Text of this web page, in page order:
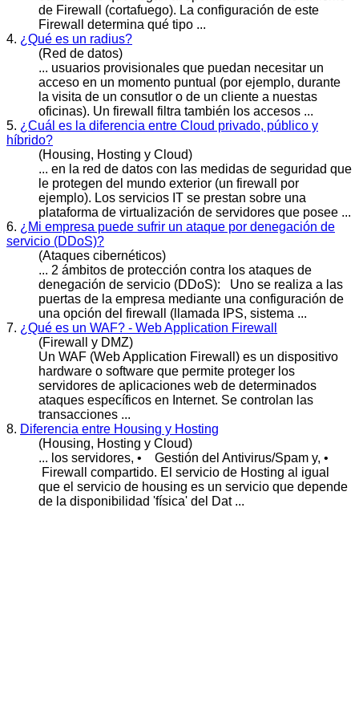
de Firewall
(cortafuego). La configuración de este
Firewall determina qué tipo ...
4. ¿Qué es un radius?
(Red de datos)
... usuarios provisionales que puedan necesitar un
acceso en un momento puntual (por ejemplo, durante
la visita de un consutlor o de un cliente a nuestas
oficinas). Un firewall
filtra también los accesos ...
5. ¿Cuál es la diferencia entre Cloud privado, público y
híbrido?
(Housing, Hosting y Cloud)
... en la red de datos con las medidas de seguridad que
le protegen del mundo exterior (un firewall
por
ejemplo). Los servicios IT se prestan sobre una
plataforma de virtualización de servidores que posee ...
6. ¿Mi empresa puede sufrir un ataque por denegación de
servicio (DDoS)?
(Ataques cibernéticos)
... 2 ámbitos de protección contra los ataques de
denegación de servicio (DDoS): Uno se realiza a las
puertas de la empresa mediante una configuración de
una opción del firewall
(llamada IPS, sistema ...
7. ¿Qué es un WAF? - Web Application Firewall
(Firewall y DMZ)
Un WAF (Web Application Firewall ) es un dispositivo
hardware o software que permite proteger los
servidores de aplicaciones web de determinados
ataques específicos en Internet. Se controlan las
transacciones ...
8. Diferencia entre Housing y Hosting
(Housing, Hosting y Cloud)
... los servidores, • Gestión del Antivirus/Spam y, •
Firewall
compartido. El servicio de Hosting al igual
que el servicio de housing es un servicio que depende
de la disponibilidad 'física' del Dat ...